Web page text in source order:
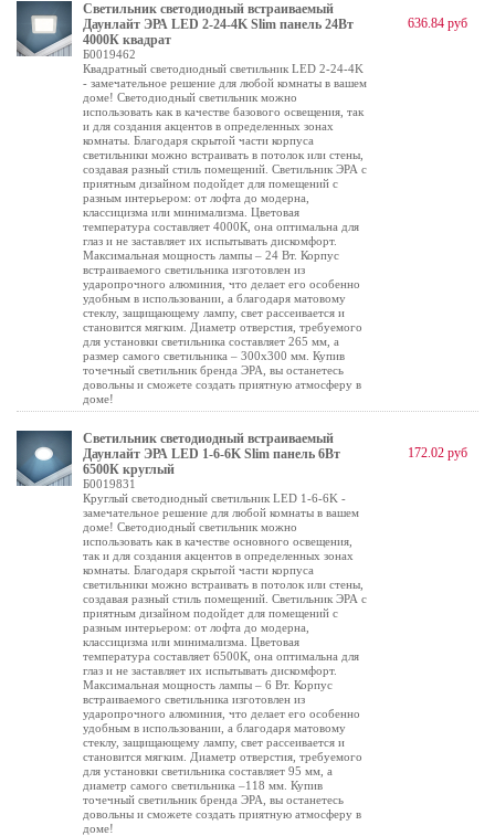
Светильник светодиодный встраиваемый
Даунлайт ЭРА LED 2-24-4K Slim панель 24Вт
4000К квадрат
Б0019462
Квадратный светодиодный светильник LED 2-24-4K
- замечательное решение для любой комнаты в вашем
доме! Светодиодный светильник можно
использовать как в качестве базового освещения, так
и для создания акцентов в определенных зонах
комнаты. Благодаря скрытой части корпуса
светильники можно встраивать в потолок или стены,
создавая разный стиль помещений. Светильник ЭРА с
приятным дизайном подойдет для помещений с
разным интерьером: от лофта до модерна,
классицизма или минимализма. Цветовая
температура составляет 4000К, она оптимальна для
глаз и не заставляет их испытывать дискомфорт.
Максимальная мощность лампы – 24 Вт. Корпус
встраиваемого светильника изготовлен из
ударопрочного алюминия, что делает его особенно
удобным в использовании, а благодаря матовому
стеклу, защищающему лампу, свет рассеивается и
становится мягким. Диаметр отверстия, требуемого
для установки светильника составляет 265 мм, а
размер самого светильника – 300х300 мм. Купив
точечный светильник бренда ЭРА, вы останетесь
довольны и сможете создать приятную атмосферу в
доме!
636.84 руб
Светильник светодиодный встраиваемый
Даунлайт ЭРА LED 1-6-6K Slim панель 6Вт
6500К круглый
Б0019831
Круглый светодиодный светильник LED 1-6-6K -
замечательное решение для любой комнаты в вашем
доме! Светодиодный светильник можно
использовать как в качестве основного освещения,
так и для создания акцентов в определенных зонах
комнаты. Благодаря скрытой части корпуса
светильники можно встраивать в потолок или стены,
создавая разный стиль помещений. Светильник ЭРА с
приятным дизайном подойдет для помещений с
разным интерьером: от лофта до модерна,
классицизма или минимализма. Цветовая
температура составляет 6500К, она оптимальна для
глаз и не заставляет их испытывать дискомфорт.
Максимальная мощность лампы – 6 Вт. Корпус
встраиваемого светильника изготовлен из
ударопрочного алюминия, что делает его особенно
удобным в использовании, а благодаря матовому
стеклу, защищающему лампу, свет рассеивается и
становится мягким. Диаметр отверстия, требуемого
для установки светильника составляет 95 мм, а
диаметр самого светильника –118 мм. Купив
точечный светильник бренда ЭРА, вы останетесь
довольны и сможете создать приятную атмосферу в
доме!
172.02 руб